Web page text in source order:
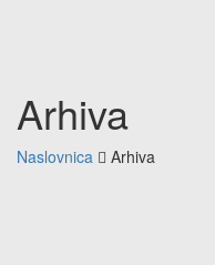
Arhiva
Naslovnica Arhiva